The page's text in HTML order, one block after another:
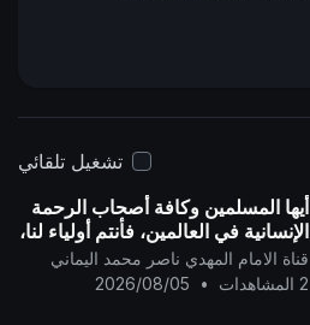
تشغيل تلقائي
أيها المسلمين وكافة أصحاب الرحمة
الإنسانية في العالمين، فأنتم أولياء لنا،
وإن الشيطان (دونالد ترامب) عدو
للمسلمين..
قناة الامام المهدي ناصر محمد اليماني
2 المشاهدات
•
2026/08/05